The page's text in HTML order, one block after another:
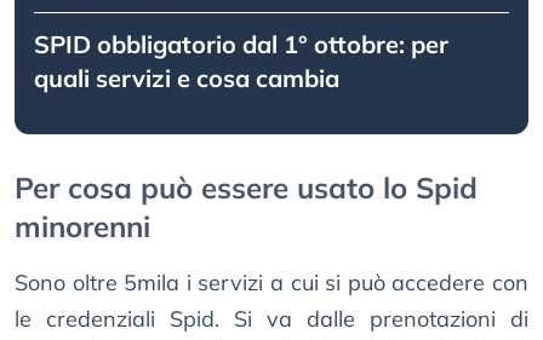
SPID obbligatorio dal 1° ottobre: per
quali servizi e cosa cambia
Per cosa può essere usato lo Spid
minorenni
Sono oltre 5mila i servizi a cui si può accedere con
le credenziali Spid. Si va dalle prenotazioni di